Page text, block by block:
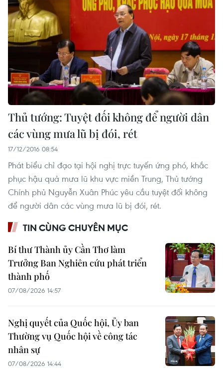
Thủ tướng: Tuyệt đối không để người dân
các vùng mưa lũ bị đói, rét
17/12/2016 08:54
Phát biểu chỉ đạo tại hội nghị trực tuyến ứng phó, khắc
phục hậu quả mưa lũ khu vực miền Trung, Thủ tướng
Chính phủ Nguyễn Xuân Phúc yêu cầu tuyệt đối không
để người dân các vùng mưa lũ bị đói, rét.
TIN CÙNG CHUYÊN MỤC
Bí thư Thành ủy Cần Thơ làm
Trưởng Ban Nghiên cứu phát triển
thành phố
07/08/2026 14:57
Nghị quyết của Quốc hội, Ủy ban
Thường vụ Quốc hội về công tác
nhân sự
07/08/2026 14:44